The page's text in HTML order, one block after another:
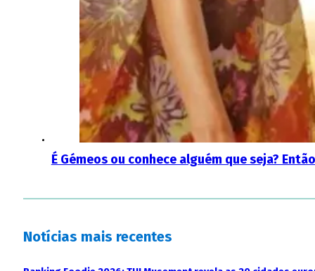
É Gémeos ou conhece alguém que seja?
Notícias mais recentes